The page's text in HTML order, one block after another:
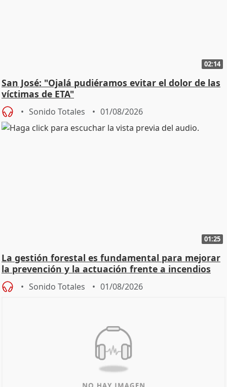
02:14
San José: "Ojalá pudiéramos evitar el dolor de las
víctimas de ETA"
Sonido Totales 01/08/2026
01:25
La gestión forestal es fundamental para mejorar
la prevención y la actuación frente a incendios
Sonido Totales 01/08/2026